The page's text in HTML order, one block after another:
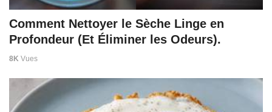
Comment Nettoyer le Sèche Linge en
Profondeur (Et Éliminer les Odeurs).
8K Vues